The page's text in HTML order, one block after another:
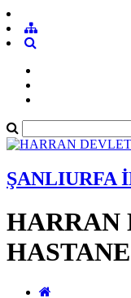
ŞANLIURFA
HARRAN